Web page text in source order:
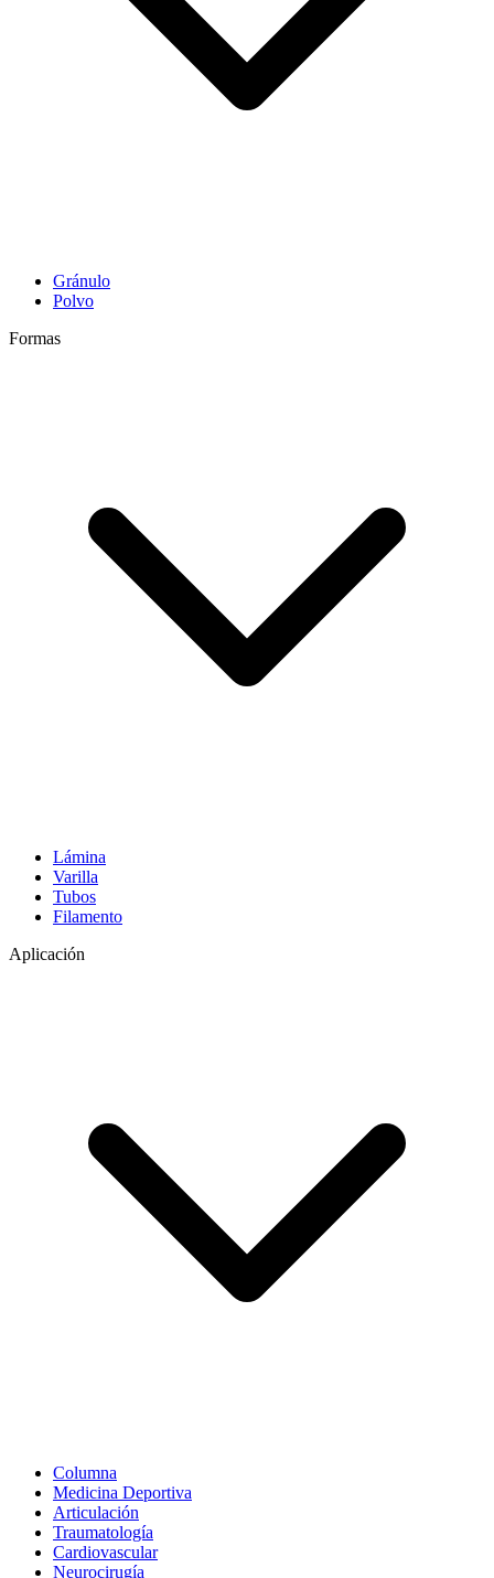
Gránulo
Polvo
Formas
Lámina
Varilla
Tubos
Filamento
Aplicación
Columna
Medicina Deportiva
Articulación
Traumatología
Cardiovascular
Neurocirugía